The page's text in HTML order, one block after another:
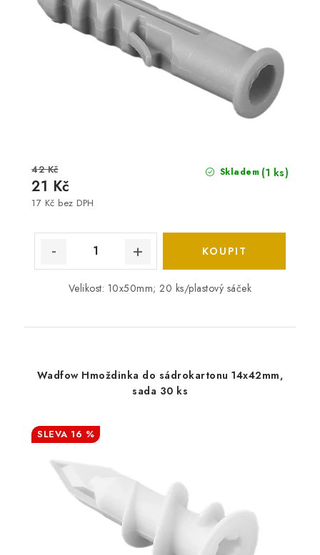
Skladem (1 ks)
17 Kč bez DPH
21 Kč
42 Kč
Velikost: 10x50mm; 20 ks/plastový sáček
Wadfow Hmoždinka do sádrokartonu 14x42mm,
sada 30 ks
16 %